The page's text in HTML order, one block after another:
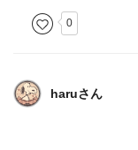
0
haruさん